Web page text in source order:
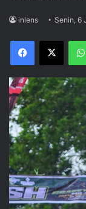
inlens Senin, 6
Facebook
X